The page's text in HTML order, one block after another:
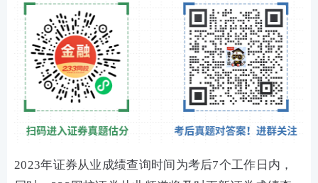
2023年证券从业成绩查询时间为考后7个工作日内，